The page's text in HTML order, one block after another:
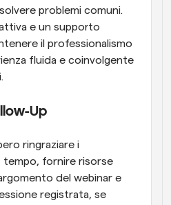
problemi comuni.
e un supporto
il professionalismo
fluida e coinvolgente
Up
ringraziare i
tempo, fornire risorse
del webinar e
registrata, se